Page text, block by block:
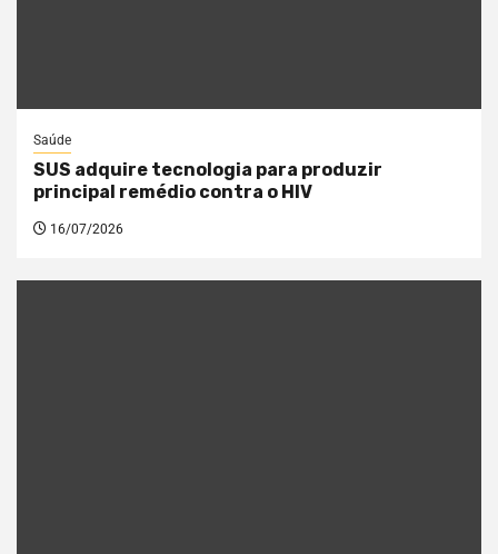
Saúde
SUS adquire tecnologia para produzir
principal remédio contra o HIV
16/07/2026